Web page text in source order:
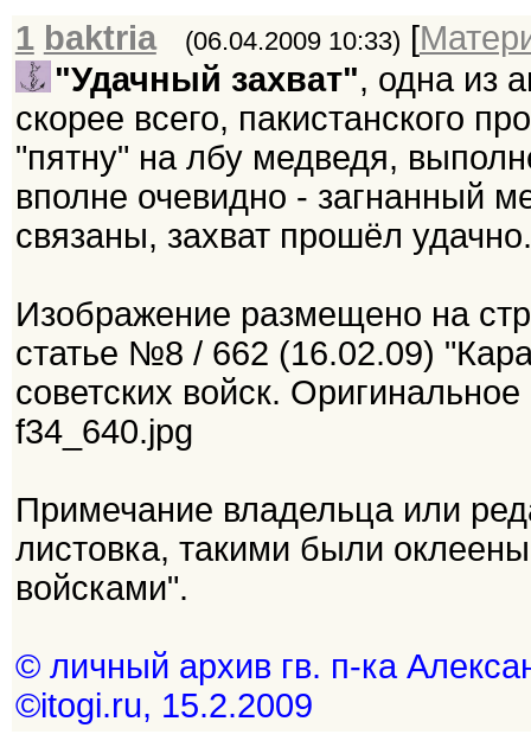
1 baktria (06.04.2009 10:33) [
"Удачный захват", одна из
скорее всего, пакистанского
"пятну" на лбу медведя,
вполне очевидно - загнанный
связаны, захват прошёл удачно.
Изображение размещено на
статье №8 / 662 (16.02.09)
советских войск.
f34_640.jpg
Примечание владельца или
листовка, такими были
войсками".
© личный архив гв. п-ка
©itogi.ru, 15.2.2009